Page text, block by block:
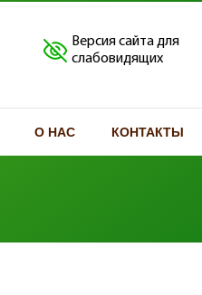
Версия сайта для
слабовидящих
О НАС КОНТАКТЫ